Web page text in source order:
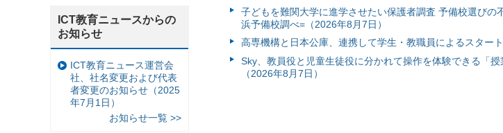
子どもを難関大学に進学させたい保護者調査 予備校選びの
浜予備校調べ=（2026年8月7日）
高専機構と日本公庫、連携して学生・教職員によるスター
Sky、教員役と児童生徒役に分かれて操作を体験できる「
（2026年8月7日）
ICT教育ニュースからの
お知らせ
ICT教育ニュース運営会
社、社名変更および代表
者変更のお知らせ（2025
年7月1日）
お知らせ一覧 >>